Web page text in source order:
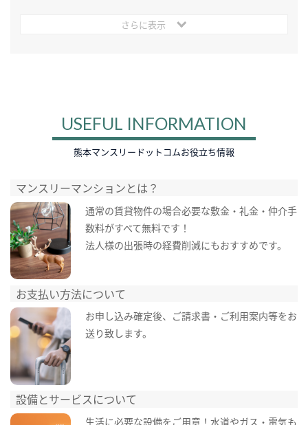
さらに表示
USEFUL INFORMATION
熊本マンスリードットコムお役立ち情報
マンスリーマンションとは？
通常の賃貸物件の場合必要な敷金・礼金・仲介手
数料がすべて無料です！
法人様の出張時の経費削減にもおすすめです。
お支払い方法について
お申し込み確定後、ご請求書・ご利用案内等をお
送り致します。
設備とサービスについて
生活に必要な設備をご用意！水道やガス・電気も